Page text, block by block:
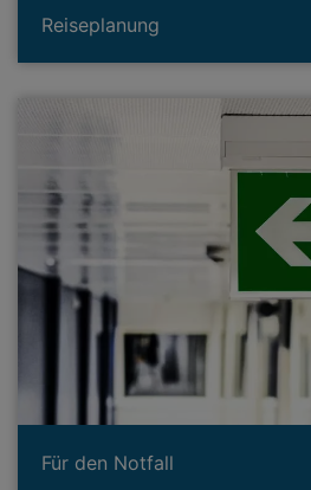
Reiseplanung
Für den Notfall